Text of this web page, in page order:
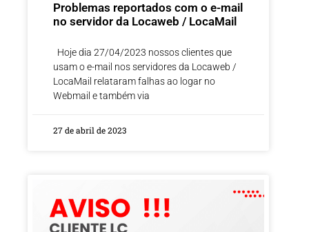
Problemas reportados com o e-mail
no servidor da Locaweb / LocaMail
Hoje dia 27/04/2023 nossos clientes que
usam o e-mail nos servidores da Locaweb /
LocaMail relataram falhas ao logar no
Webmail e também via
27 de abril de 2023